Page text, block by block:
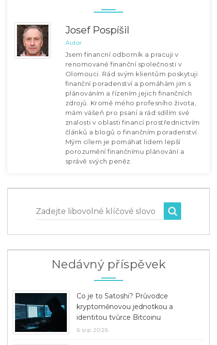
Josef Pospíšil
Autor
Jsem financní odborník a pracuji v
renomované finanční společnosti v
Olomouci. Rád svým klientům poskytuji
finanční poradenství a pomáhám jim s
plánováním a řízením jejich finančních
zdrojů. Kromě mého profesního života,
mám vášeň pro psaní a rád sdílím své
znalosti v oblasti financí prostřednictvím
článků a blogů o finančním poradenství.
Mým cílem je pomáhat lidem lepší
porozumění finančnímu plánování a
správě svých peněz.
Zadejte libovolné klíčové slovo
Nedávný příspěvek
Co je to Satoshi? Průvodce
kryptoměnovou jednotkou a
identitou tvůrce Bitcoinu
6 srp 2026